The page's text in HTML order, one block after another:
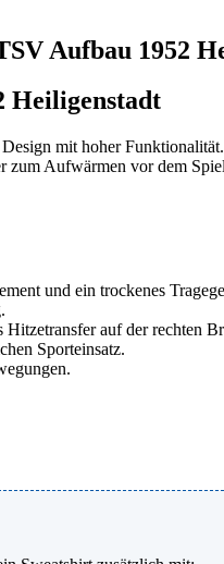
Aufbau 1952
Heiligenstadt
mit hoher
zum Aufwärmen vor dem
und ein trockenes
auf der rechten
Sporteinsatz.